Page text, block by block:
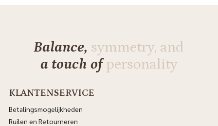
Balance, symmetry, and
a touch ofpersonality
KLANTENSERVICE
Betalingsmogelijkheden
Ruilen en Retourneren